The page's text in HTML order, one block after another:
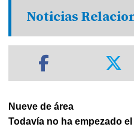
Noticias
Nueve de área
Todavía no ha empezado